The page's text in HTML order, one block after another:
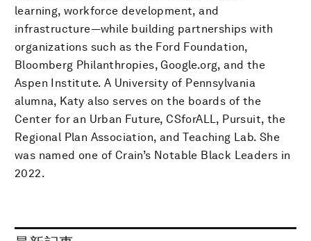
learning, workforce development, and
infrastructure—while building partnerships with
organizations such as the Ford Foundation,
Bloomberg Philanthropies, Google.org, and the
Aspen Institute. A University of Pennsylvania
alumna, Katy also serves on the boards of the
Center for an Urban Future, CSforALL, Pursuit, the
Regional Plan Association, and Teaching Lab. She
was named one of Crain’s Notable Black Leaders in
2022.